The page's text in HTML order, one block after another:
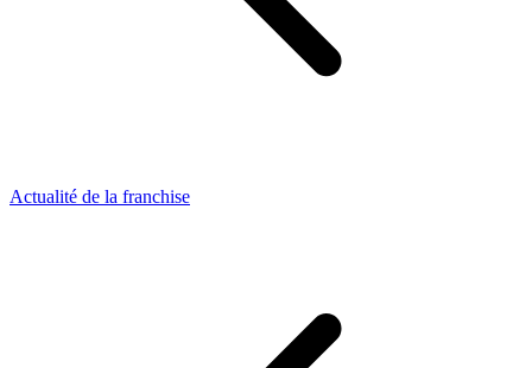
Actualité de la franchise